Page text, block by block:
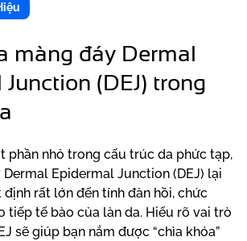
màng đáy Dermal
(DEJ) trong
phần nhỏ trong cấu trúc da phức tạp,
Epidermal Junction (DEJ) lại
rất lớn đến tính đàn hồi, chức
tiếp tế bào của làn da. Hiểu rõ vai trò
sẽ giúp bạn nắm được “chìa khóa”